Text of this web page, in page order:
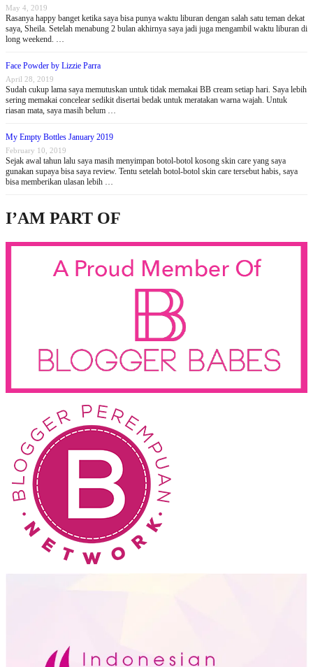
May 4, 2019
Rasanya happy banget ketika saya bisa punya waktu liburan dengan salah satu teman dekat
saya, Sheila. Setelah menabung 2 bulan akhirnya saya jadi juga mengambil waktu liburan di
long weekend. …
Face Powder by Lizzie Parra
April 28, 2019
Sudah cukup lama saya memutuskan untuk tidak memakai BB cream setiap hari. Saya lebih
sering memakai concelear sedikit disertai bedak untuk meratakan warna wajah. Untuk
riasan mata, saya masih belum …
My Empty Bottles January 2019
February 10, 2019
Sejak awal tahun lalu saya masih menyimpan botol-botol kosong skin care yang saya
gunakan supaya bisa saya review. Tentu setelah botol-botol skin care tersebut habis, saya
bisa memberikan ulasan lebih …
I’AM PART OF